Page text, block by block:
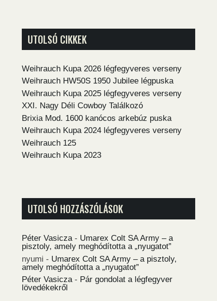
UTOLSÓ CIKKEK
Weihrauch Kupa 2026 légfegyveres verseny
Weihrauch HW50S 1950 Jubilee légpuska
Weihrauch Kupa 2025 légfegyveres verseny
XXI. Nagy Déli Cowboy Találkozó
Brixia Mod. 1600 kanócos arkebúz puska
Weihrauch Kupa 2024 légfegyveres verseny
Weihrauch 125
Weihrauch Kupa 2023
UTOLSÓ HOZZÁSZÓLÁSOK
Péter Vasicza- Umarex Colt SA Army – a
pisztoly, amely meghódította a „nyugatot”
nyumi - Umarex Colt SA Army – a pisztoly,
amely meghódította a „nyugatot”
Péter Vasicza- Pár gondolat a légfegyver
lövedékekről